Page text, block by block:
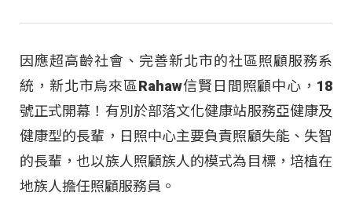
因應超高齡社會、完善新北市的社區照顧服務系
統，新北市烏來區Rahaw信賢日間照顧中心，18
號正式開幕！有別於部落文化健康站服務亞健康及
健康型的長輩，日照中心主要負責照顧失能、失智
的長輩，也以族人照顧族人的模式為目標，培植在
地族人擔任照顧服務員。